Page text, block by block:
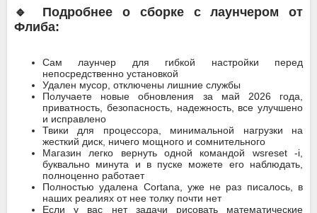
🔹 Подробнее о сборке с лаунчером от
Флиба:
Сам лаунчер для гибкой настройки перед
непосредственно установкой
Удален мусор, отключены лишние службы
Получаете новые обновления за май 2026 года,
приватность, безопасность, надежность, все улучшено
и исправлено
Твики для процессора, минимальной нагрузки на
жесткий диск, ничего мощного и сомнительного
Магазин легко вернуть одной командой wsreset -i,
буквально минута и в пуске можете его наблюдать,
полноценно работает
Полностью удалена Cortana, уже не раз писалось, в
наших реалиях от нее толку почти нет
Если у вас нет задачи рисовать математические